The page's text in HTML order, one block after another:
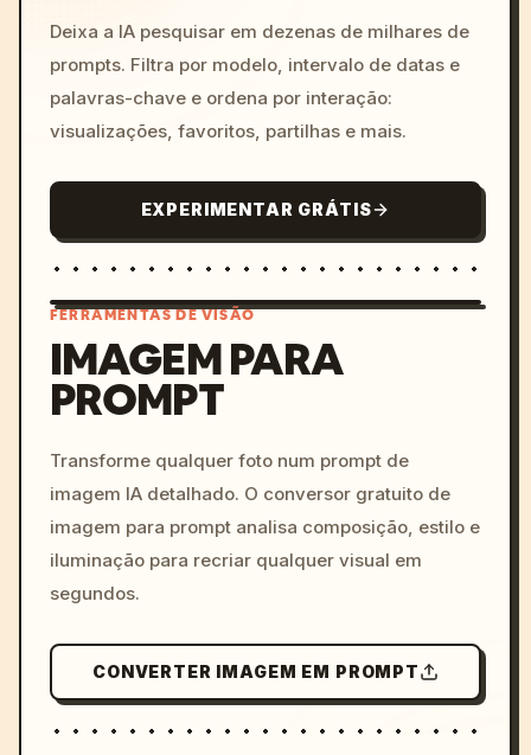
Deixa a IA pesquisar em dezenas de milhares de
prompts. Filtra por modelo, intervalo de datas e
palavras-chave e ordena por interação:
visualizações, favoritos, partilhas e mais.
EXPERIMENTAR GRÁTIS
colors, 8k --v 6.0
FERRAMENTAS DE VISÃO
IMAGEM PARA
PROMPT
Transforme qualquer foto num prompt de
imagem IA detalhado. O conversor gratuito de
imagem para prompt analisa composição, estilo e
iluminação para recriar qualquer visual em
segundos.
CONVERTER IMAGEM EM PROMPT